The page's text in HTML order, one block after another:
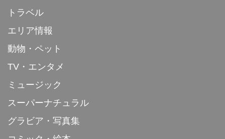
トラベル
エリア情報
動物・ペット
TV・エンタメ
ミュージック
スーパーナチュラル
グラビア・写真集